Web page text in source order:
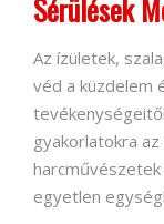
Sérülések
Az ízületek,
véd a küzdelem
gyakorlatokra
egyetlen